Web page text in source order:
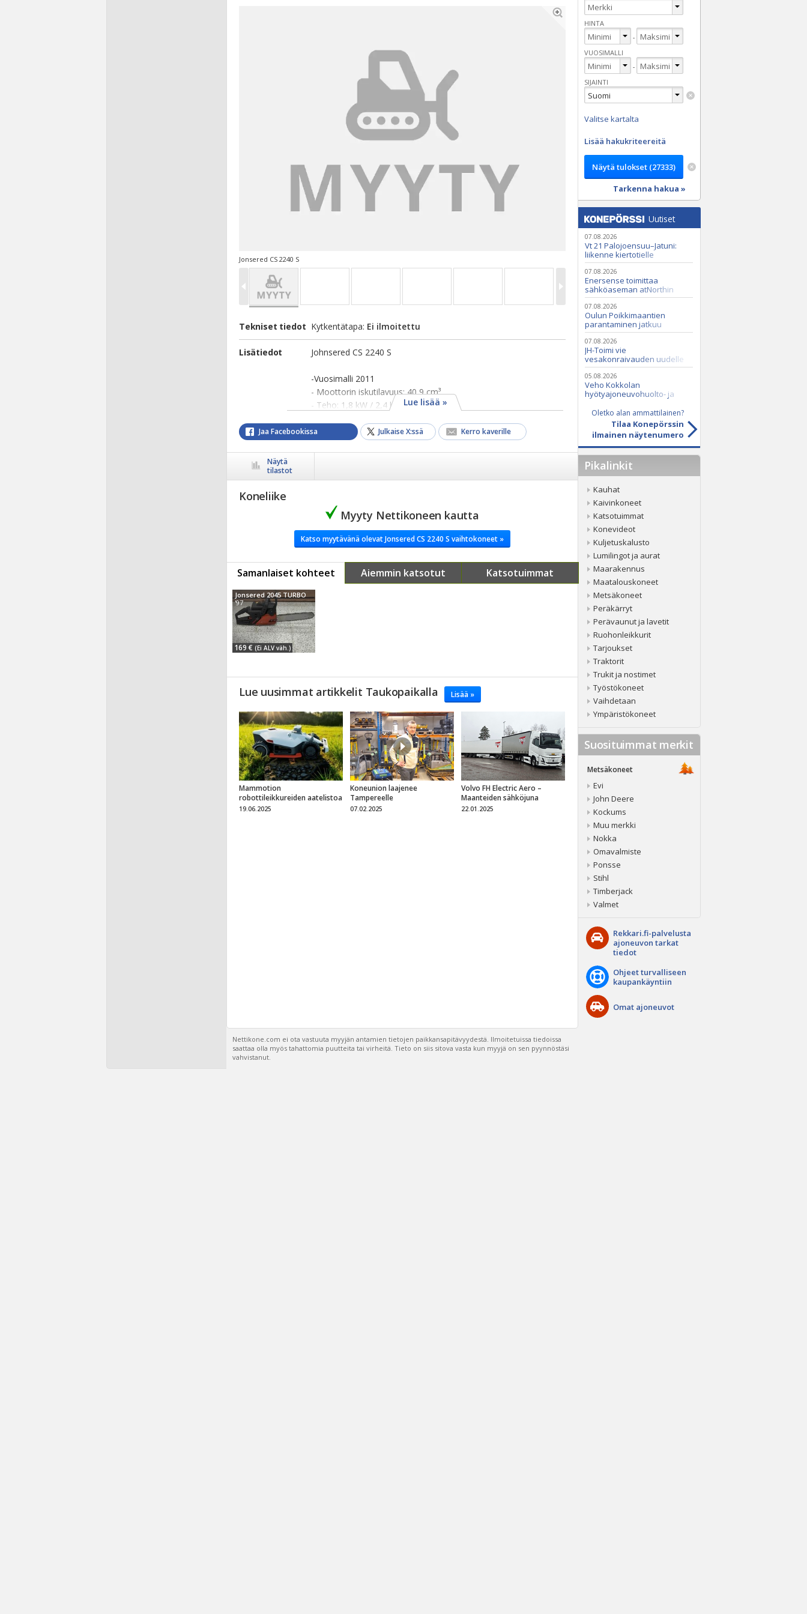
Jonsered CS 2240 S
Tekniset tiedot Kytkentätapa: Ei ilmoitettu
Lisätiedot Johnsered CS 2240 S
-Vuosimalli 2011
- Moottorin iskutilavuus: 40,9 cm³
- Teho: 1,8 kW / 2,4 hv
Lue lisää »
Jaa Facebookissa Julkaise X:ssä Kerro kaverille
Näytä
tilastot
Koneliike
Myyty Nettikoneen kautta
Katso myytävänä olevat Jonsered CS 2240 S vaihtokoneet »
Samanlaiset kohteet Aiemmin katsotut Katsotuimmat
Jonsered 2045 TURBO
'97
169 € (Ei ALV väh.)
Lue uusimmat artikkelit Taukopaikalla Lisää »
Mammotion
robottileikkureiden aatelistoa
19.06.2025
Koneunion laajenee
Tampereelle
07.02.2025
Volvo FH Electric Aero –
Maanteiden sähköjuna
22.01.2025
Nettikone.com ei ota vastuuta myyjän antamien tietojen paikkansapitävyydestä. Ilmoitetuissa tiedoissa
saattaa olla myös tahattomia puutteita tai virheitä. Tieto on siis sitova vasta kun myyjä on sen pyynnöstäsi
vahvistanut.
HINTA
-
VUOSIMALLI
-
SIJAINTI
Valitse kartalta
Lisää hakukriteereitä
Tarkenna hakua »
Uutiset
07.08.2026
Vt 21 Palojoensuu–Jatuni:
liikenne kiertotielle
Nunasjoen silloilla
07.08.2026
Enersense toimittaa
sähköaseman atNorthin
datakeskukseen
07.08.2026
Oulun Poikkimaantien
parantaminen jatkuu
07.08.2026
JH-Toimi vie
vesakonraivauden uudelle
tasolle Casen ja Seppi-
murskaimen avulla
05.08.2026
Veho Kokkolan
hyötyajoneuvohuolto- ja
Oy:lle lokakuussa
Oletko alan ammattilainen?
Tilaa Konepörssin
ilmainen näytenumero
Pikalinkit
Kauhat
Kaivinkoneet
Katsotuimmat
Konevideot
Kuljetuskalusto
Lumilingot ja aurat
Maarakennus
Maatalouskoneet
Metsäkoneet
Peräkärryt
Perävaunut ja lavetit
Ruohonleikkurit
Tarjoukset
Traktorit
Trukit ja nostimet
Työstökoneet
Vaihdetaan
Ympäristökoneet
Suosituimmat merkit
Metsäkoneet
Evi
John Deere
Kockums
Muu merkki
Nokka
Omavalmiste
Ponsse
Stihl
Timberjack
Valmet
Rekkari.fi-palvelusta
ajoneuvon tarkat
tiedot
Ohjeet turvalliseen
kaupankäyntiin
Omat ajoneuvot